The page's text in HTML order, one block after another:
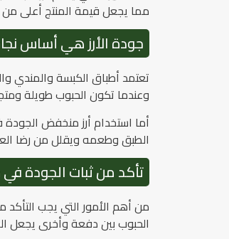
مما يجعل قيمة المنتج أعلى
جودة الأرز هي أساس
تعتمد أطباق الكبسة والمندي
وعندما تكون الحبوب طويلة
أما استخدام أرز منخفض
الطبق وطعمه ويقلل من رضا
تأكد من ثبات الجودة
من أهم الأمور التي يجب
الحبوب بين دفعة وأخرى